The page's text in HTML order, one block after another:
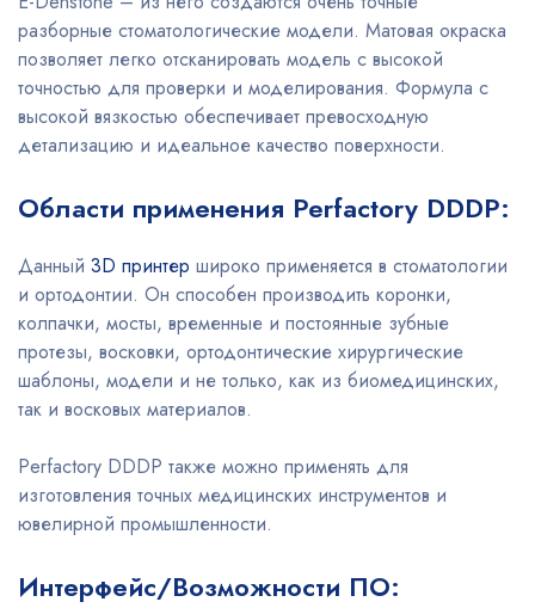
разборные стоматологические модели. Матовая окраска
позволяет легко отсканировать модель с высокой
точностью для проверки и моделирования. Формула с
высокой вязкостью обеспечивает превосходную
детализацию и идеальное качество поверхности.
Области применения Perfactory DDDP:
Данный 3D принтер широко применяется в стоматологии
и ортодонтии. Он способен производить коронки,
колпачки, мосты, временные и постоянные зубные
протезы, восковки, ортодонтические хирургические
шаблоны, модели и не только, как из биомедицинских,
так и восковых материалов.
Perfactory DDDP также можно применять для
изготовления точных медицинских инструментов и
ювелирной промышленности.
Интерфейс/Возможности ПО: